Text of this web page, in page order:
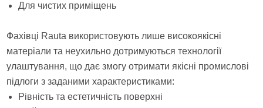
Для чистих приміщень
Фахівці Rauta використовують лише високоякісні
матеріали та неухильно дотримуються технології
улаштування, що дає змогу отримати якісні промислові
підлоги з заданими характеристиками:
Рівність та естетичність поверхні